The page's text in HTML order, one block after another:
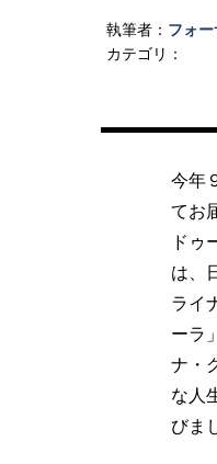
執筆者： フォ
カテゴリ：
今年
てお
ドゥ
は、
ライ
ーラ
ナ・
な人
びま